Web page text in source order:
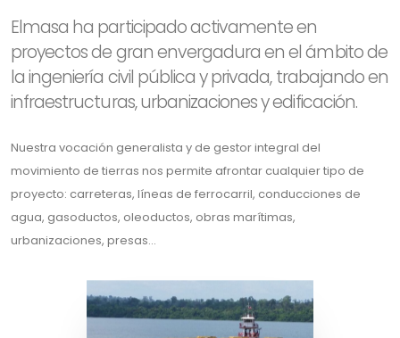
Elmasa ha participado activamente en
proyectos de gran envergadura en el ámbito de
la ingeniería civil pública y privada, trabajando en
infraestructuras, urbanizaciones y edificación.
Nuestra vocación generalista y de gestor integral del
movimiento de tierras nos permite afrontar cualquier tipo de
proyecto: carreteras, líneas de ferrocarril, conducciones de
agua, gasoductos, oleoductos, obras marítimas,
urbanizaciones, presas...